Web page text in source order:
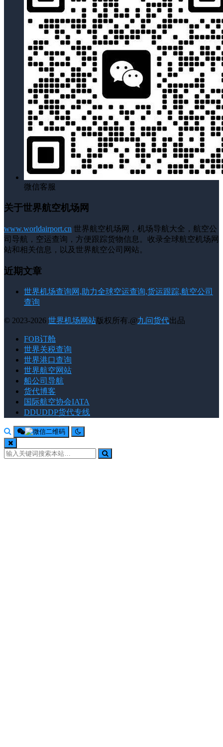
微信客服
关于世界航空机场网
www.worldairport.cn 世界航空机场网，机场导航大全，航空公
司导航，空运查询，方便跟踪货物信息。收录全球航空机场网
站和相关信息，以及世界航空公司网站。
近期文章
世界机场查询网,助力全球空运查询,货运跟踪,航空公司
查询
© 2023-2026 世界机场网站版权所有.@九问货代出品
FOB订舱
世界关税查询
世界港口查询
世界航空网站
船公司导航
货代博客
国际航空协会IATA
DDUDDP货代专线